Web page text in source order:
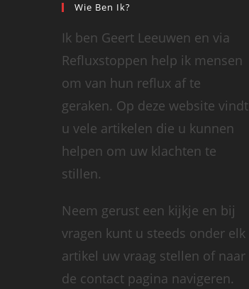
Wie Ben Ik?
Ik ben Geert Leeuwen en via
Refluxstoppen help ik mensen
om van hun reflux af te
geraken. Op deze website vindt
u vele artikelen die u kunnen
helpen om uw klachten te
stillen.
Neem gerust een kijkje en bij
vragen kunt u steeds onder elk
artikel uw vraag stellen of naar
de contact pagina navigeren.